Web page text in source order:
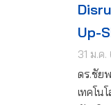
Up-
31 ม.ค
ดร.ชัย
เทคโน